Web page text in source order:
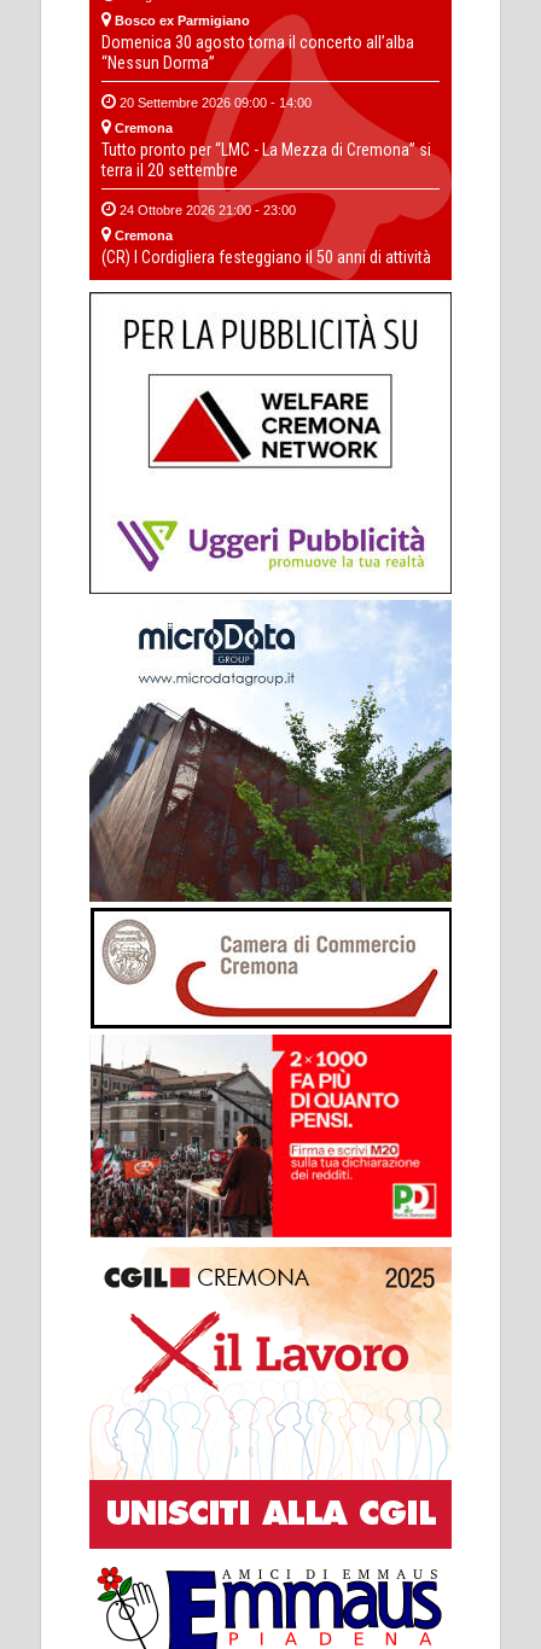
Bosco ex Parmigiano
Domenica 30 agosto torna il concerto all’alba
“Nessun Dorma”
20 Settembre 2026 09:00 - 14:00
Cremona
Tutto pronto per “LMC - La Mezza di Cremona” si
terra il 20 settembre
24 Ottobre 2026 21:00 - 23:00
Cremona
(CR) I Cordigliera festeggiano il 50 anni di attività